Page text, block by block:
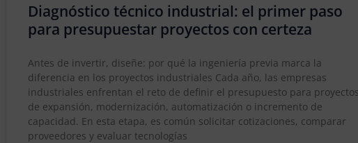
Diagnóstico técnico industrial: el primer paso
para presupuestar proyectos con certeza
Antes de invertir, diseñe: por qué la ingeniería previa marca la
diferencia en los proyectos industriales Cada año, las empresas
industriales enfrentan el reto de definir el presupuesto para proyectos
de expansión, modernización, automatización o incremento de
capacidad. En esta etapa, es común solicitar cotizaciones, comparar
proveedores y evaluar tecnologías